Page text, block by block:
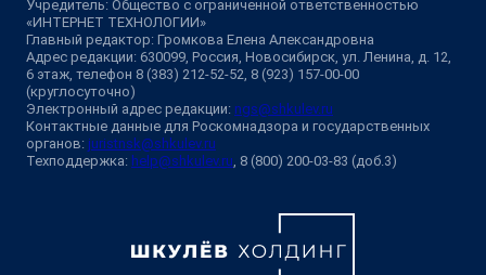
Учредитель: Общество с ограниченной ответственностью
«ИНТЕРНЕТ ТЕХНОЛОГИИ»
Главный редактор: Громкова Елена Александровна
Адрес редакции: 630099, Россия, Новосибирск, ул. Ленина, д. 12,
6 этаж, телефон 8 (383) 212-52-52, 8 (923) 157-00-00
(круглосуточно)
Электронный адрес редакции: ngs@shkulev.ru
Контактные данные для Роскомнадзора и государственных
органов: juristnsk@shkulev.ru
Техподдержка: help@shkulev.ru, 8 (800) 200-03-83 (доб.3)